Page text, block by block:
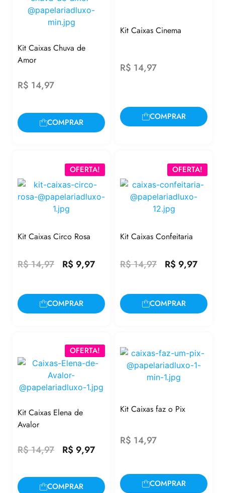
Kit Caixas Chuva de
Amor
R$ 14,97
COMPRAR
Kit Caixas Cinema
R$ 14,97
COMPRAR
OFERTA!
Kit Caixas Circo Rosa
R$14,97 R$ 9,97
COMPRAR
OFERTA!
Kit Caixas Confeitaria
R$14,97 R$ 9,97
COMPRAR
OFERTA!
Kit Caixas Elena de
Avalor
R$14,97 R$ 9,97
COMPRAR
Kit Caixas faz o Pix
R$ 14,97
COMPRAR